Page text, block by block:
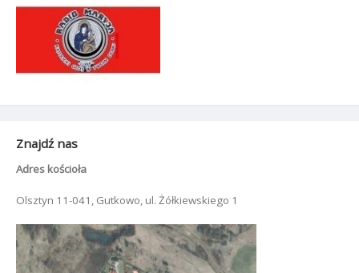
Znajdź nas
Adres kościoła
Olsztyn 11-041, Gutkowo, ul. Żółkiewskiego 1